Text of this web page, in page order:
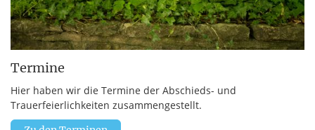
Termine
Hier haben wir die Termine der Abschieds- und
Trauerfeierlichkeiten zusammengestellt.